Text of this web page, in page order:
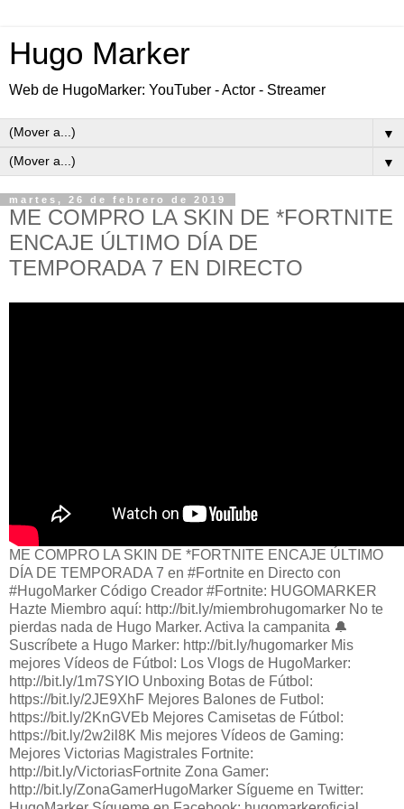
Hugo Marker
Web de HugoMarker: YouTuber - Actor - Streamer
▼
▼
martes, 26 de febrero de 2019
ME COMPRO LA SKIN DE *FORTNITE
ENCAJE ÚLTIMO DÍA DE
TEMPORADA 7 EN DIRECTO
ME COMPRO LA SKIN DE *FORTNITE ENCAJE ÚLTIMO
DÍA DE TEMPORADA 7 en #Fortnite en Directo con
#HugoMarker Código Creador #Fortnite: HUGOMARKER
Hazte Miembro aquí: http://bit.ly/miembrohugomarker No te
pierdas nada de Hugo Marker. Activa la campanita 🔔
Suscríbete a Hugo Marker: http://bit.ly/hugomarker Mis
mejores Vídeos de Fútbol: Los Vlogs de HugoMarker:
http://bit.ly/1m7SYIO Unboxing Botas de Fútbol:
https://bit.ly/2JE9XhF Mejores Balones de Futbol:
https://bit.ly/2KnGVEb Mejores Camisetas de Fútbol:
https://bit.ly/2w2il8K Mis mejores Vídeos de Gaming:
Mejores Victorias Magistrales Fortnite:
http://bit.ly/VictoriasFortnite Zona Gamer:
http://bit.ly/ZonaGamerHugoMarker Sígueme en Twitter: